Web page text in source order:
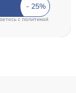
c политикой